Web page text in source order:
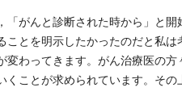
「がんと診断された時から」と開
ことを明示したかったのだと私
変わってきます。がん治療医の
くことが求められています。そ